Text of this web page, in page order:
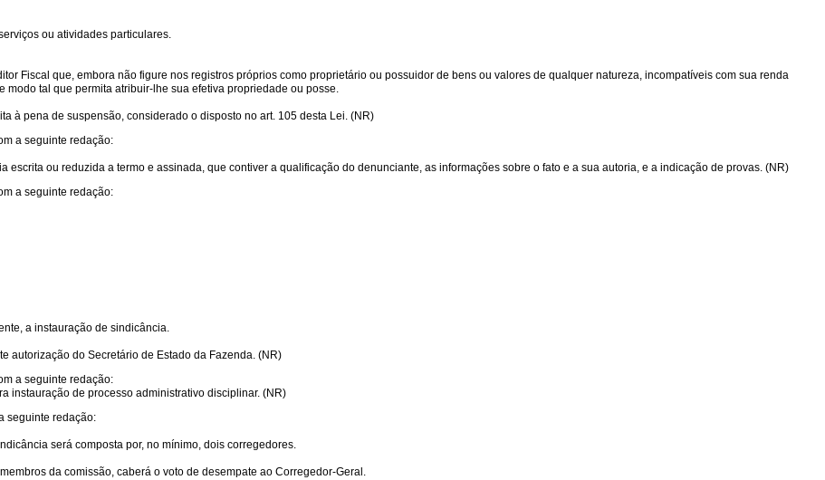
ou atividades particulares.
Fiscal que, embora não figure nos registros próprios como proprietário ou possuidor de bens ou valores de qualquer natureza, incompatíveis com sua renda
tal que permita atribuir-lhe sua efetiva propriedade ou posse.
à pena de suspensão, considerado o disposto no art. 105 desta Lei. (NR)
a seguinte redação:
escrita ou reduzida a termo e assinada, que contiver a qualificação do denunciante, as informações sobre o fato e a sua autoria, e a indicação de provas. (NR)
a seguinte redação:
a instauração de sindicância.
autorização do Secretário de Estado da Fazenda. (NR)
a seguinte redação:
instauração de processo administrativo disciplinar. (NR)
seguinte redação:
será composta por, no mínimo, dois corregedores.
da comissão, caberá o voto de desempate ao Corregedor-Geral.